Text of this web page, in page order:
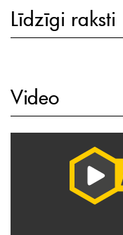
Līdzīgi raksti
Video